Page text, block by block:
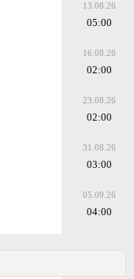
13.08.26
05:00
16.08.26
02:00
23.08.26
02:00
31.08.26
03:00
05.09.26
04:00